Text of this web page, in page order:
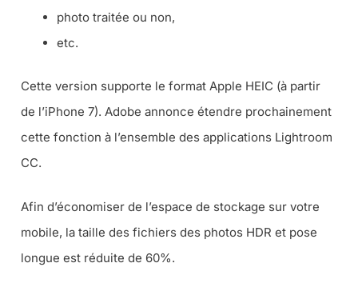
photo traitée ou non,
etc.
Cette version supporte le format Apple HEIC (à partir
de l’iPhone 7). Adobe annonce étendre prochainement
cette fonction à l’ensemble des applications Lightroom
CC.
Afin d’économiser de l’espace de stockage sur votre
mobile, la taille des fichiers des photos HDR et pose
longue est réduite de 60%.